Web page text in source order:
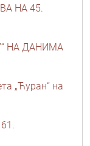
НА 45.
НА ДАНИМА
„Ћуран“ на